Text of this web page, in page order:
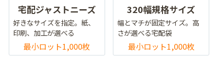
宅配ジャストニーズ
好きなサイズを指定。紙、
印刷、加工が選べる
最小ロット1,000枚
320幅規格サイズ
幅とマチが固定サイズ。高
さが選べる宅配袋
最小ロット1,000枚